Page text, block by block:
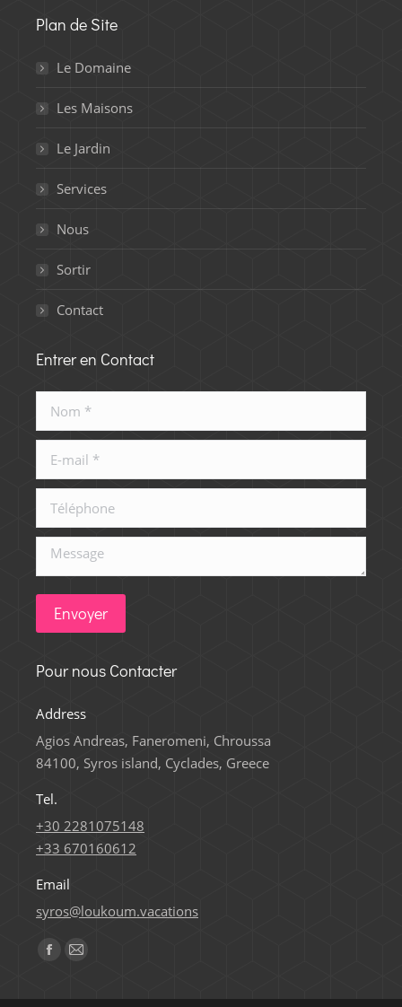
Plan de Site
Le Domaine
Les Maisons
Le Jardin
Services
Nous
Sortir
Contact
Entrer en Contact
Nom *
E-mail *
Téléphone
Message
Envoyer
Pour nous Contacter
Address
Agios Andreas, Faneromeni, Chroussa
84100, Syros island, Cyclades, Greece
Tel.
+30 2281075148
+33 670160612
Email
syros@loukoum.vacations
Trouvez nous sur :
Facebook
E-